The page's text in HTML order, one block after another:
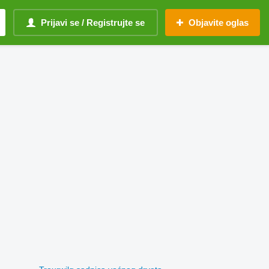
Prijavi se / Registrujte se Objavite oglas